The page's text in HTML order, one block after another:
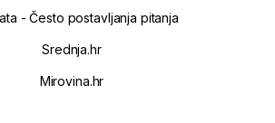
- Često postavljanja pitanja
Srednja.hr
Mirovina.hr